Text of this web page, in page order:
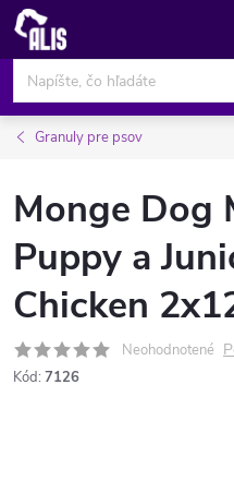
Prejsť
obsah
Granuly pre psov
Monge Dog
Puppy a
Chicken
Neohodnotené
Kód: 7126